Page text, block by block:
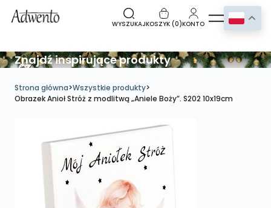
WYSZUKAJKOSZYK (0)KONTO
Znajdź inspirujące produkty
Strona główna>Wszystkie produkty>
Obrazek Anioł Stróż z modlitwą „Aniele Boży”. S202 10x19cm